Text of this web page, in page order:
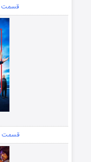
قسمت
قسمت